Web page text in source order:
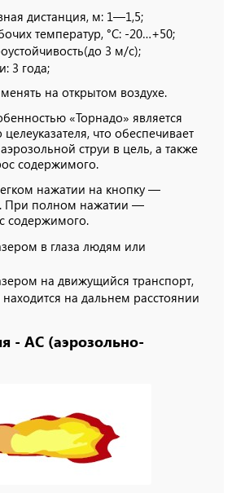
дистанция, м: 1—1,5;
температур, °С: -20…+50;
3 м/с);
3 года;
на открытом воздухе.
«Торнадо» является
что обеспечивает
струи в цель, а также
содержимого.
нажатии на кнопку —
При полном нажатии —
содержимого.
в глаза людям или
на движущийся транспорт,
на дальнем расстоянии
- АC (аэрозольно-